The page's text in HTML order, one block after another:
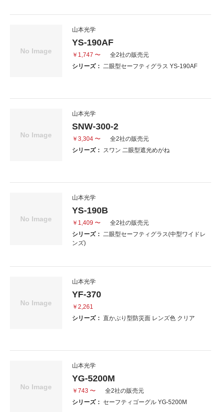
山本光学
YS-190AF
￥1,747 〜
全2社の販売元
シリーズ： 二眼型セーフティグラス YS-190AF
山本光学
SNW-300-2
￥3,304 〜
全2社の販売元
シリーズ： スワン 二眼型遮光めがね
山本光学
YS-190B
￥1,409 〜
全2社の販売元
シリーズ： 二眼型セーフティグラス(中型ワイドレ
ンズ)
山本光学
YF-370
￥2,261
シリーズ： 直かぶり型防災面 レンズ色 クリア
山本光学
YG-5200M
￥743 〜
全2社の販売元
シリーズ： セーフティゴーグル YG-5200M